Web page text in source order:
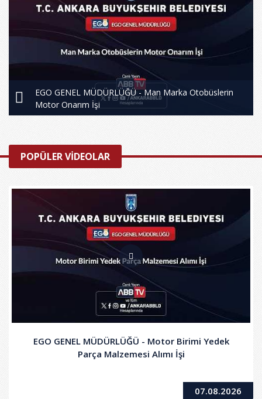
EGO GENEL MÜDÜRLÜĞÜ - Man Marka Otobüslerin
Motor Onarım İşi
POPÜLER VİDEOLAR
EGO GENEL MÜDÜRLÜĞÜ - Motor Birimi Yedek
Parça Malzemesi Alımı İşi
07.08.2026